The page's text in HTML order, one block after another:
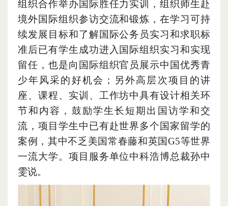
组织合作举办国际胜任力实训
，组织师生赴
境外国际组织参访交流和锻炼 ，在学习可持
续发展目标和了解国际公务员实习和求职标
准后已有学生成功进入国际组织实习和实现
留任 ， 也是向国际组织官员展示中国优秀青
少年风采的好机会 ； 另外高层次项目的讲
座、课程、实训、工作坊中具有设计相关环
节和内容 ， 鼓励学生长短期出国访学和交
流 ， 项目学生中已有赴世界多个国家留学的
案例 ，其中不乏美国常春藤和英国G5等世界
一流大学。项目服务单位中科浩博总裁孙中
雯说。